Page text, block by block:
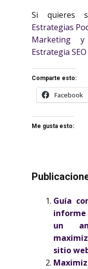
Si quieres
Estrategias
Marketing
Estrategia SEO
Comparte esto:
Facebook
Me gusta esto:
Guía
informe
un
sitio